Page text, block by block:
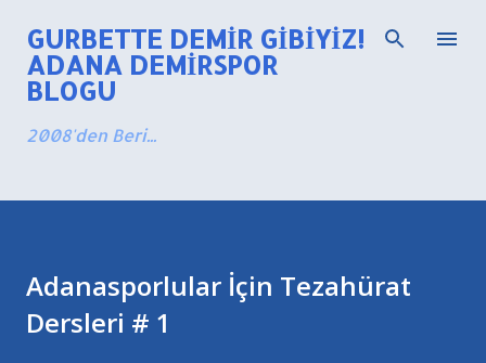
Ana içeriğe atla
GURBETTE DEMIR GIBIYIZ!
ADANA DEMIRSPOR
BLOGU
2008'den Beri...
Adanasporlular İçin Tezahürat
Dersleri # 1